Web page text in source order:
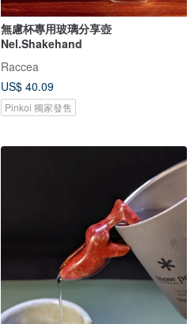
無慮杯專用玻璃分享壺
Nel.Shakehand
Raccea
US$ 40.09
Pinkoi 獨家發售